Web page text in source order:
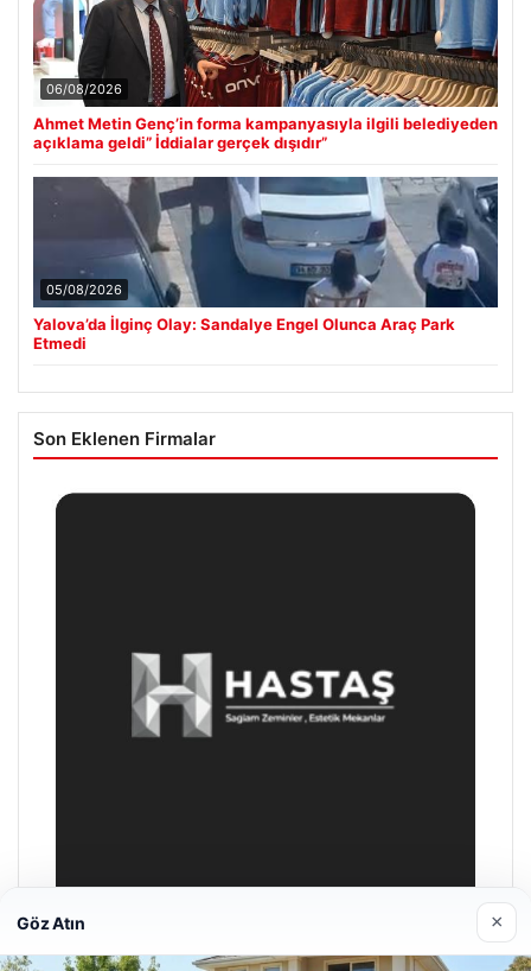
06/08/2026
Ahmet Metin Genç’in forma kampanyasıyla ilgili belediyeden
açıklama geldi” İddialar gerçek dışıdır”
05/08/2026
Yalova’da İlginç Olay: Sandalye Engel Olunca Araç Park
Etmedi
Son Eklenen Firmalar
Hastaş Beton
Göz Atın ×